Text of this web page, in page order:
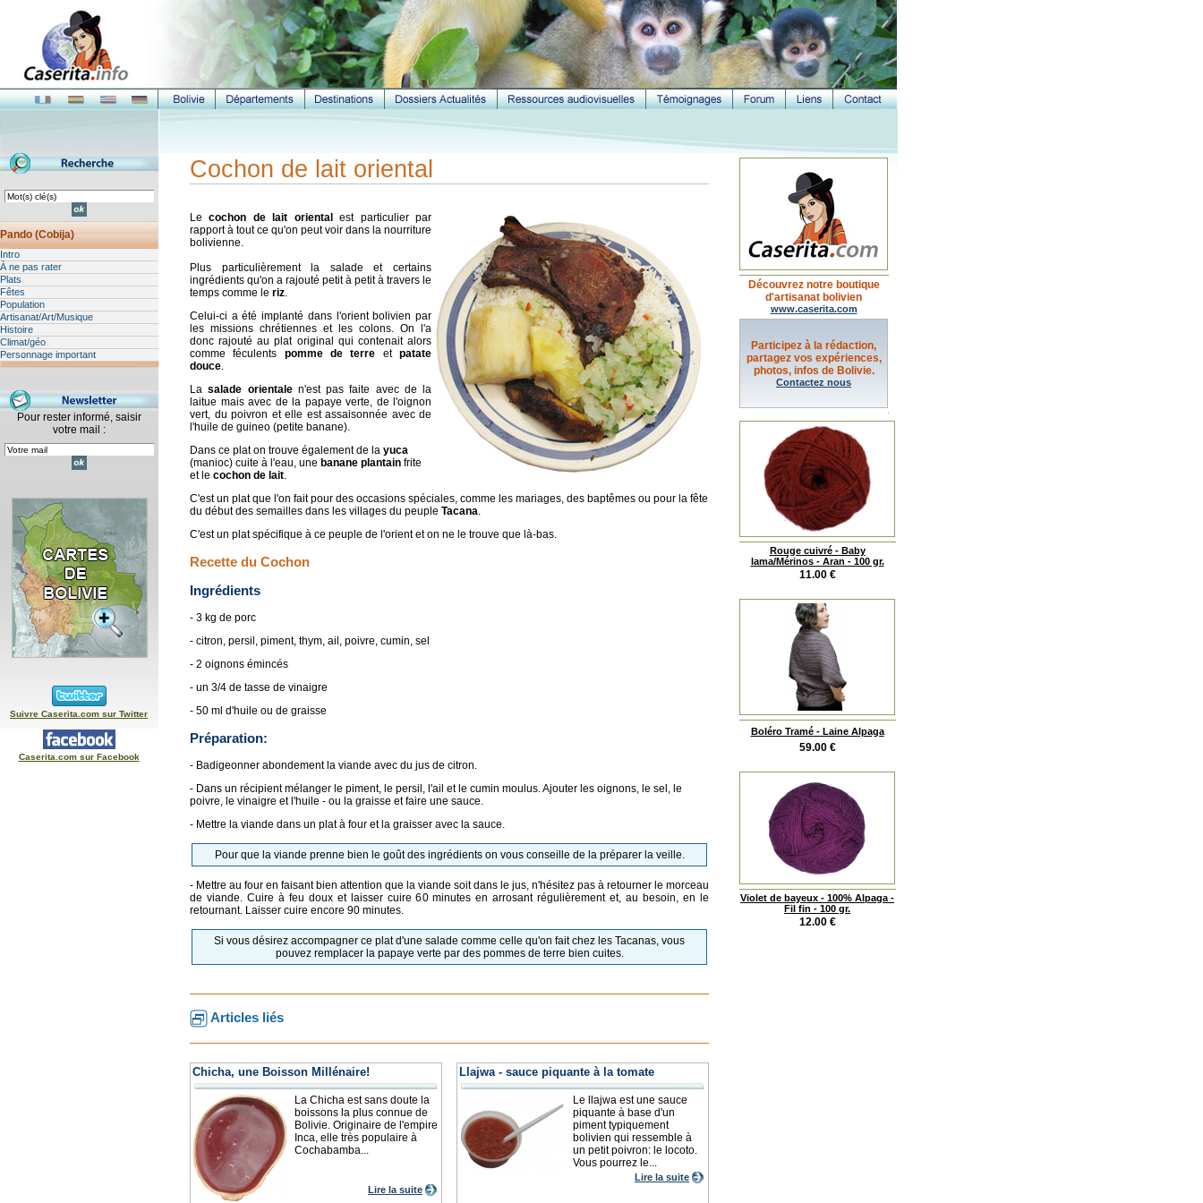
Pando (Cobija)
Intro
À ne pas rater
Plats
Fêtes
Population
Artisanat/Art/Musique
Histoire
Climat/géo
Personnage important
Pour rester informé, saisir
votre mail :
Suivre Caserita.com sur Twitter
Caserita.com sur Facebook
Cochon de lait oriental
Lecochon de lait oriental
est particulier par
rapport à tout ce qu'on peut voir dans la nourriture
bolivienne.
Plus particulièrement la salade et certains
ingrédients qu'on a rajouté petit à petit à travers le
temps comme le riz.
Celui-ci a été implanté dans l'orient bolivien par
les missions chrétiennes et les colons. On l'a
donc rajouté au plat original qui contenait alors
comme féculents pomme de terre etpatate
douce.
Lasalade orientalen'est pas faite avec de la
laitue mais avec de la papaye verte, de l'oignon
vert, du poivron et elle est assaisonnée avec de
l'huile de guineo (petite banane).
Dans ce plat on trouve également de la yuca
(manioc) cuite à l'eau, une banane plantain frite
et le cochon de lait.
C'est un plat que l'on fait pour des occasions spéciales, comme les mariages, des baptêmes ou pour la fête
du début des semailles dans les villages du peuple Tacana.
C'est un plat spécifique à ce peuple de l'orient et on ne le trouve que là-bas.
Recette du Cochon
Ingrédients
- 3 kg de porc
- citron, persil, piment, thym, ail, poivre, cumin, sel
- 2 oignons émincés
- un 3/4 de tasse de vinaigre
- 50 ml d'huile ou de graisse
Préparation:
- Badigeonner abondement la viande avec du jus de citron.
- Dans un récipient mélanger le piment, le persil, l'ail et le cumin moulus. Ajouter les oignons, le sel, le
poivre, le vinaigre et l'huile - ou la graisse et faire une sauce.
- Mettre la viande dans un plat à four et la graisser avec la sauce.
Pour que la viande prenne bien le goût des ingrédients on vous conseille de la préparer la veille.
- Mettre au four en faisant bien attention que la viande soit dans le jus, n'hésitez pas à retourner le morceau
de viande. Cuire à feu doux et laisser cuire 60 minutes en arrosant régulièrement et, au besoin, en le
retournant. Laisser cuire encore 90 minutes.
Si vous désirez accompagner ce plat d'une salade comme celle qu'on fait chez les Tacanas, vous
pouvez remplacer la papaye verte par des pommes de terre bien cuites.
Articles liés
Chicha, une Boisson Millénaire!
La Chicha est sans doute la
boissons la plus connue de
Bolivie. Originaire de l'empire
Inca, elle très populaire à
Cochabamba...
Lire la suite
Llajwa - sauce piquante à la tomate
Le llajwa est une sauce
piquante à base d'un
piment typiquement
bolivien qui ressemble à
un petit poivron: le locoto.
Vous pourrez le...
Lire la suite
Découvrez notre boutique
d'artisanat bolivien
www.caserita.com
Participez à la rédaction,
partagez vos expériences,
photos, infos de Bolivie.
Contactez nous
Rouge cuivré - Baby
lama/Mérinos - Aran - 100 gr.
11.00 €
Boléro Tramé - Laine Alpaga
59.00 €
Violet de bayeux - 100% Alpaga -
Fil fin - 100 gr.
12.00 €